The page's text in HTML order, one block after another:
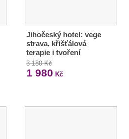
Jihočeský hotel: vege
strava, křišťálová
terapie i tvoření
3 180 Kč
1 980 Kč